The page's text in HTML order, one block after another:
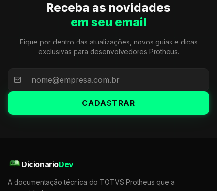
Receba as novidades
em seu email
Fique por dentro das atualizações, novos guias e dicas
exclusivas para desenvolvedores Protheus.
CADASTRAR
DicionárioDev
A documentação técnica do TOTVS Protheus que a